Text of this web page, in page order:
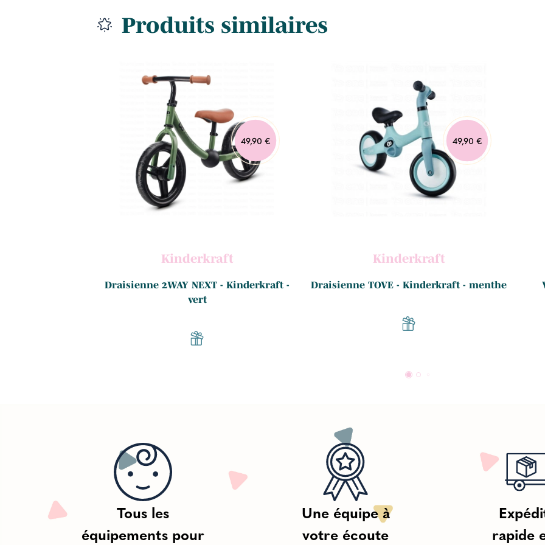
Produits similaires
49,90 €
Kinderkraft
Draisienne 2WAY NEXT - Kinderkraft -
vert
49,90 €
Kinderkraft
Draisienne TOVE - Kinderkraft - menthe
Tous les
équipements pour
Une équipe à
votre écoute
rapide